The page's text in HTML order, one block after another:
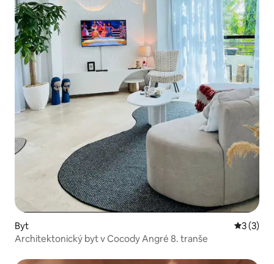
Byt
3 (3)
Architektonický byt v Cocody Angré 8. tranše